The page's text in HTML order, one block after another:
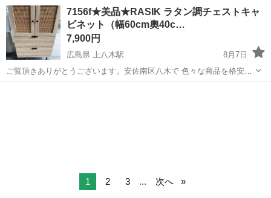
★就業先食堂利用可！日払い制度あり！《茨城県常陸大宮市》 人気の
工場のお仕事 ◇コネクタ製造工...
茨城 常陸大宮市 静駅
7156f★美品★RASIK ラタン調チェストキャ
ビネット（幅60cm奧40c…
7,900円
広島県 上八木駅
8月7日
ご覧頂きありがとうございます。安佐南区八木で 色々な商品を格安販
売しております。 まとめてご購入して頂ければ、お値引きさせて頂き
1 2 3 ... 次へ